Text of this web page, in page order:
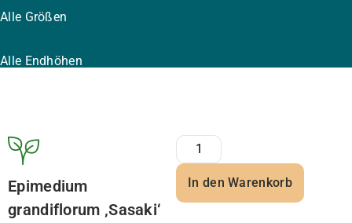
Alle Größen
Alle Endhöhen
Epimedium
grandiflorum ‚Sasaki‘
In den Warenkorb